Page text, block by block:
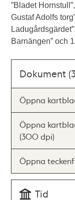
”Bladet
Gustaf Adolfs
Barnängen” och
Dokument
Öppna
Öppna
(300 dpi)
Öppna
Tid